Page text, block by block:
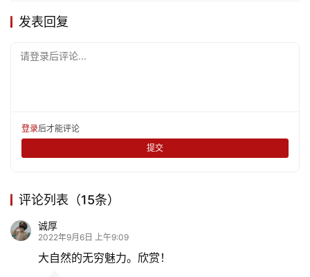
育
专
多
发表回复
请登录后评论...
登录后才能评论
提交
评论列表（15条）
诚厚
2022年9月6日 上午9:09
大自然的无穷魅力。欣赏！